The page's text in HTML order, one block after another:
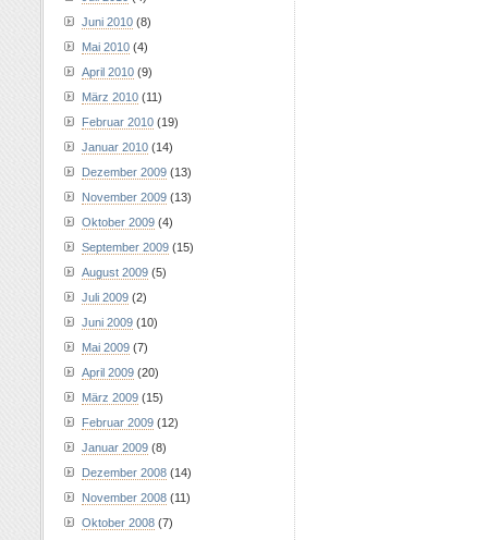
Juni 2010 (8)
Mai 2010 (4)
April 2010 (9)
März 2010 (11)
Februar 2010 (19)
Januar 2010 (14)
Dezember 2009 (13)
November 2009 (13)
Oktober 2009 (4)
September 2009 (15)
August 2009 (5)
Juli 2009 (2)
Juni 2009 (10)
Mai 2009 (7)
April 2009 (20)
März 2009 (15)
Februar 2009 (12)
Januar 2009 (8)
Dezember 2008 (14)
November 2008 (11)
Oktober 2008 (7)